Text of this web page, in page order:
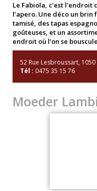
Le Fabiola, c’est
l’apero. Une déco un
tamisé, des tapas
goûteuses, et un
endroit où l’on se
52 Rue Lesbroussart,
Tél : 0475 35 15 76
Moeder